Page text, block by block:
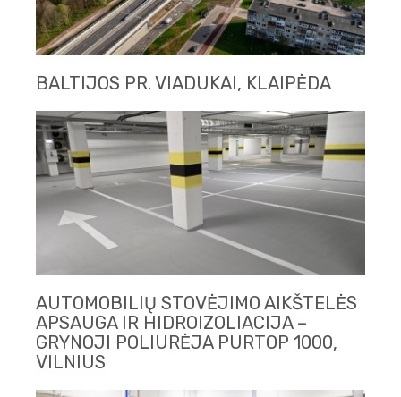
BALTIJOS PR. VIADUKAI, KLAIPĖDA
AUTOMOBILIŲ STOVĖJIMO AIKŠTELĖS
APSAUGA IR HIDROIZOLIACIJA –
GRYNOJI POLIURĖJA PURTOP 1000,
VILNIUS